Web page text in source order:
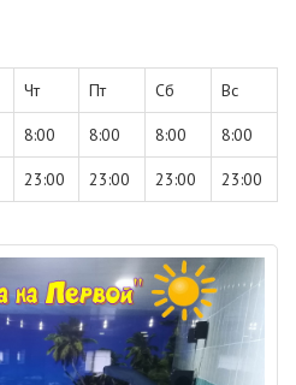
Чт Пт Сб Вс
8:00 8:00 8:00 8:00
23:00 23:00 23:00 23:00